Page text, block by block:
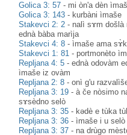
Golica 3: 57 - mi òn'a dèn
Golica 3: 143 - kurbàni ìmaše
Stakevci 2: 2 - nalì sɤm došlà
ednà bàba marìja
Stakevci 4: 8 -ìmaše ama
Stakevci 1: 81 -portmonèto
Repljana 4: 5 -ednà odovàm
ìmaše iz ovàm
Repljana 2: 8 -onì g'u
Repljana 3: 19 -à če nòsimo
sɤsèdno selò
Repljana 3: 35 - kədè e tùka
Repljana 3: 36 -ìmaše i u
Repljana 3: 37 - na drùgo